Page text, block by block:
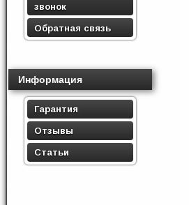
звонок
Обратная связь
Информация
Гарантия
Отзывы
Статьи